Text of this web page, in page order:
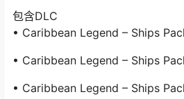
包含DLC
• Caribbean Legend – Ships
• Caribbean Legend – Ships
• Caribbean Legend – Ships